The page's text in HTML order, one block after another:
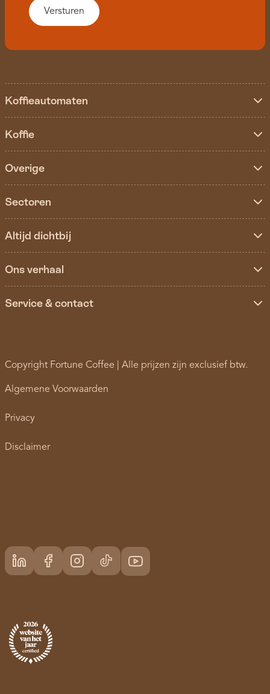
Koffieautomaten
Koffie
Overige
Sectoren
Altijd dichtbij
Ons verhaal
Service & contact
Copyright Fortune Coffee | Alle prijzen zijn exclusief btw.
Algemene Voorwaarden
Privacy
Disclaimer